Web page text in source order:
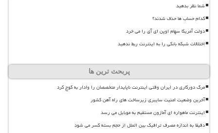
شما نظر بدهید
کدام حساب ها حذف شدند؟
دولت آمریکا سهام اوپن ای آی را می خرد
اختلالات شبکه بانکی را به اینترنت ربط ندهید
پربحث ترین ها
مرگ دورکاری در ایران وقتی اینترنت ناپایدار متخصصان را وادار به کوچ کرد
آخرین وضعیت امنیت سایبری زیرساخت های راه آهن کشور
اینترنت ماهواره ای آمازون مستقیم به موبایل می رسد
دقیقا به اندازه مصرف ترافیک بین الملل از حجم بسته کسر می شود